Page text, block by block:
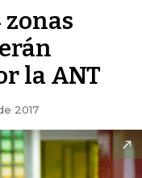
zonas
la ANT
2017